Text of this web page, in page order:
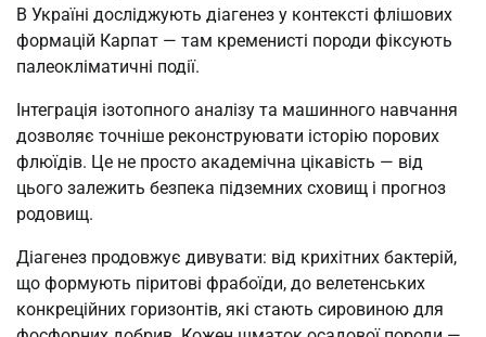
В Україні досліджують діагенез у контексті флішових
формацій Карпат — там кременисті породи фіксують
палеокліматичні події.
Інтеграція ізотопного аналізу та машинного навчання
дозволяє точніше реконструювати історію порових
флюїдів. Це не просто академічна цікавість — від
цього залежить безпека підземних сховищ і прогноз
родовищ.
Діагенез продовжує дивувати: від крихітних бактерій,
що формують піритові фрабоїди, до велетенських
конкреційних горизонтів, які стають сировиною для